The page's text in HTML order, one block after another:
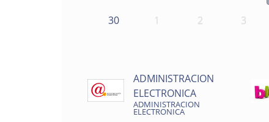
30 1 2 3
ADMINISTRACION
ELECTRONICA
ADMINISTRACION
ELECTRONICA